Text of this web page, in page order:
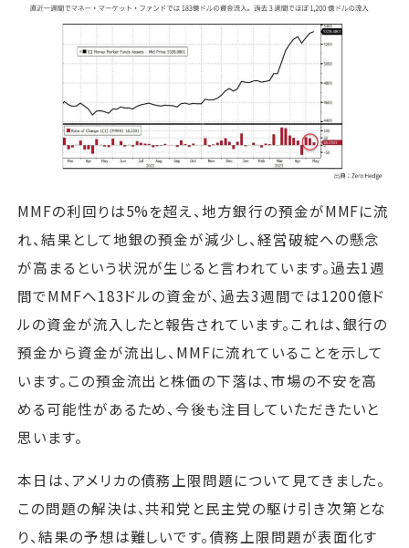
MMFの利回りは5%を超え、地方銀行の預金がMMFに流
れ、結果として地銀の預金が減少し、経営破綻への懸念
が高まるという状況が生じると言われています。過去1週
間でMMFへ183ドルの資金が、過去3週間では1200億ド
ルの資金が流入したと報告されています。これは、銀行の
預金から資金が流出し、MMFに流れていることを示して
います。この預金流出と株価の下落は、市場の不安を高
める可能性があるため、今後も注目していただきたいと
思います。
本日は、アメリカの債務上限問題について見てきました。
この問題の解決は、共和党と民主党の駆け引き次第とな
り、結果の予想は難しいです。債務上限問題が表面化す